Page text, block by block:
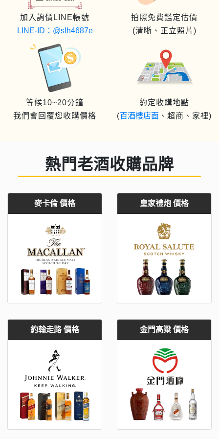
加入詢價LINE帳號
LINE-ID：@slh4687e
拍照免費鑑定估價
(清晰、正立照片)
等候10~20分鐘
我們會回覆您收購價格
約定收購地點
(百酒樓店面 、超商、家裡)
熱門老酒收購品牌
麥卡倫 價格 皇家禮炮 價格
約翰走路 價格 金門高粱 價格